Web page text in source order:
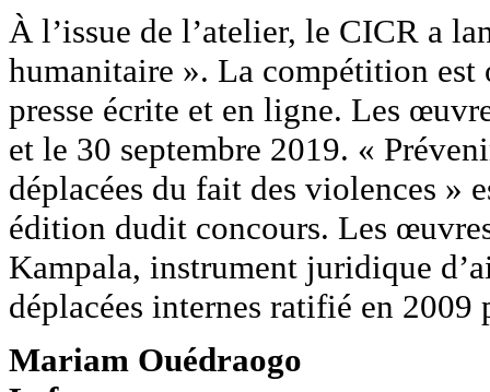
À l’issue de l’atelier, le CICR a
humanitaire ». La compétition
presse écrite et en ligne. Les
et le 30 septembre 2019. «
déplacées du fait des violences »
édition dudit concours. Les
Kampala, instrument juridique
déplacées internes ratifié en 2009
Mariam Ouédraogo